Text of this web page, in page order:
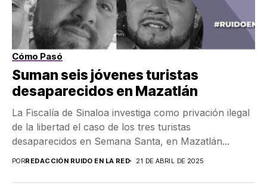
Cómo Pasó
Suman seis jóvenes turistas
desaparecidos en Mazatlán
La Fiscalía de Sinaloa investiga como privación ilegal
de la libertad el caso de los tres turistas
desaparecidos en Semana Santa, en Mazatlán...
PORREDACCIÓN RUIDO EN LA RED 21 DE ABRIL DE 2025